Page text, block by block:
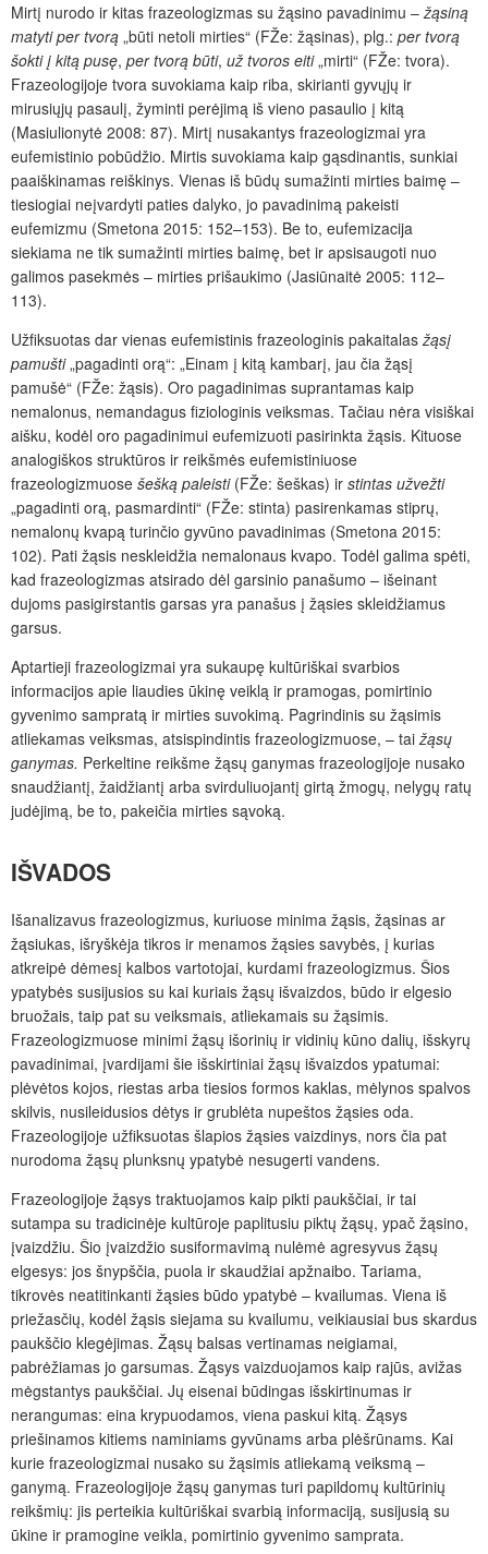
Mirtį nurodo ir kitas frazeologizmas su žąsino pavadinimu –žąsiną
matyti per tvorą „būti netoli mirties“ (FŽe: žąsinas), plg.: per tvorą
šokti į kitą pusę, per tvorą būti, už tvoros eiti„mirti“ (FŽe: tvora).
Frazeologijoje tvora suvokiama kaip riba, skirianti gyvųjų ir
mirusiųjų pasaulį, žyminti perėjimą iš vieno pasaulio į kitą
(Masiulionytė 2008: 87). Mirtį nusakantys frazeologizmai yra
eufemistinio pobūdžio. Mirtis suvokiama kaip gąsdinantis, sunkiai
paaiškinamas reiškinys. Vienas iš būdų sumažinti mirties baimę –
tiesiogiai neįvardyti paties dalyko, jo pavadinimą pakeisti
eufemizmu (Smetona 2015: 152–153). Be to, eufemizacija
siekiama ne tik sumažinti mirties baimę, bet ir apsisaugoti nuo
galimos pasekmės – mirties prišaukimo (Jasiūnaitė 2005: 112–
113).
Užfiksuotas dar vienas eufemistinis frazeologinis pakaitalasžąsį
pamušti„pagadinti orą“: „Einam į kitą kambarį, jau čia žąsį
pamušė“ (FŽe: žąsis). Oro pagadinimas suprantamas kaip
nemalonus, nemandagus fiziologinis veiksmas. Tačiau nėra visiškai
aišku, kodėl oro pagadinimui eufemizuoti pasirinkta žąsis. Kituose
analogiškos struktūros ir reikšmės eufemistiniuose
frazeologizmuose šešką paleisti(FŽe: šeškas) ir stintas užvežti
„pagadinti orą, pasmardinti“ (FŽe: stinta) pasirenkamas stiprų,
nemalonų kvapą turinčio gyvūno pavadinimas (Smetona 2015:
102). Pati žąsis neskleidžia nemalonaus kvapo. Todėl galima spėti,
kad frazeologizmas atsirado dėl garsinio panašumo – išeinant
dujoms pasigirstantis garsas yra panašus į žąsies skleidžiamus
garsus.
Aptartieji frazeologizmai yra sukaupę kultūriškai svarbios
informacijos apie liaudies ūkinę veiklą ir pramogas, pomirtinio
gyvenimo sampratą ir mirties suvokimą. Pagrindinis su žąsimis
atliekamas veiksmas, atsispindintis frazeologizmuose, – taižąsų
ganymas. Perkeltine reikšme žąsų ganymas frazeologijoje nusako
snaudžiantį, žaidžiantį arba svirduliuojantį girtą žmogų, nelygų ratų
judėjimą, be to, pakeičia mirties sąvoką.
IŠVADOS
Išanalizavus frazeologizmus, kuriuose minima žąsis, žąsinas ar
žąsiukas, išryškėja tikros ir menamos žąsies savybės, į kurias
atkreipė dėmesį kalbos vartotojai, kurdami frazeologizmus. Šios
ypatybės susijusios su kai kuriais žąsų išvaizdos, būdo ir elgesio
bruožais, taip pat su veiksmais, atliekamais su žąsimis.
Frazeologizmuose minimi žąsų išorinių ir vidinių kūno dalių, išskyrų
pavadinimai, įvardijami šie išskirtiniai žąsų išvaizdos ypatumai:
plėvėtos kojos, riestas arba tiesios formos kaklas, mėlynos spalvos
skilvis, nusileidusios dėtys ir grublėta nupeštos žąsies oda.
Frazeologijoje užfiksuotas šlapios žąsies vaizdinys, nors čia pat
nurodoma žąsų plunksnų ypatybė nesugerti vandens.
Frazeologijoje žąsys traktuojamos kaip pikti paukščiai, ir tai
sutampa su tradicinėje kultūroje paplitusiu piktų žąsų, ypač žąsino,
įvaizdžiu. Šio įvaizdžio susiformavimą nulėmė agresyvus žąsų
elgesys: jos šnypščia, puola ir skaudžiai apžnaibo. Tariama,
tikrovės neatitinkanti žąsies būdo ypatybė – kvailumas. Viena iš
priežasčių, kodėl žąsis siejama su kvailumu, veikiausiai bus skardus
paukščio klegėjimas. Žąsų balsas vertinamas neigiamai,
pabrėžiamas jo garsumas. Žąsys vaizduojamos kaip rajūs, avižas
mėgstantys paukščiai. Jų eisenai būdingas išskirtinumas ir
nerangumas: eina krypuodamos, viena paskui kitą. Žąsys
priešinamos kitiems naminiams gyvūnams arba plėšrūnams. Kai
kurie frazeologizmai nusako su žąsimis atliekamą veiksmą –
ganymą. Frazeologijoje žąsų ganymas turi papildomų kultūrinių
reikšmių: jis perteikia kultūriškai svarbią informaciją, susijusią su
ūkine ir pramogine veikla, pomirtinio gyvenimo samprata.